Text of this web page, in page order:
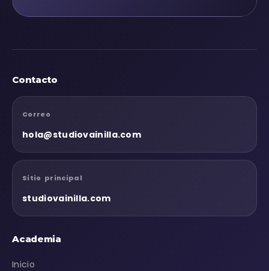
Contacto
Correo
hola@studiovainilla.com
Sitio principal
studiovainilla.com
Academia
Inicio